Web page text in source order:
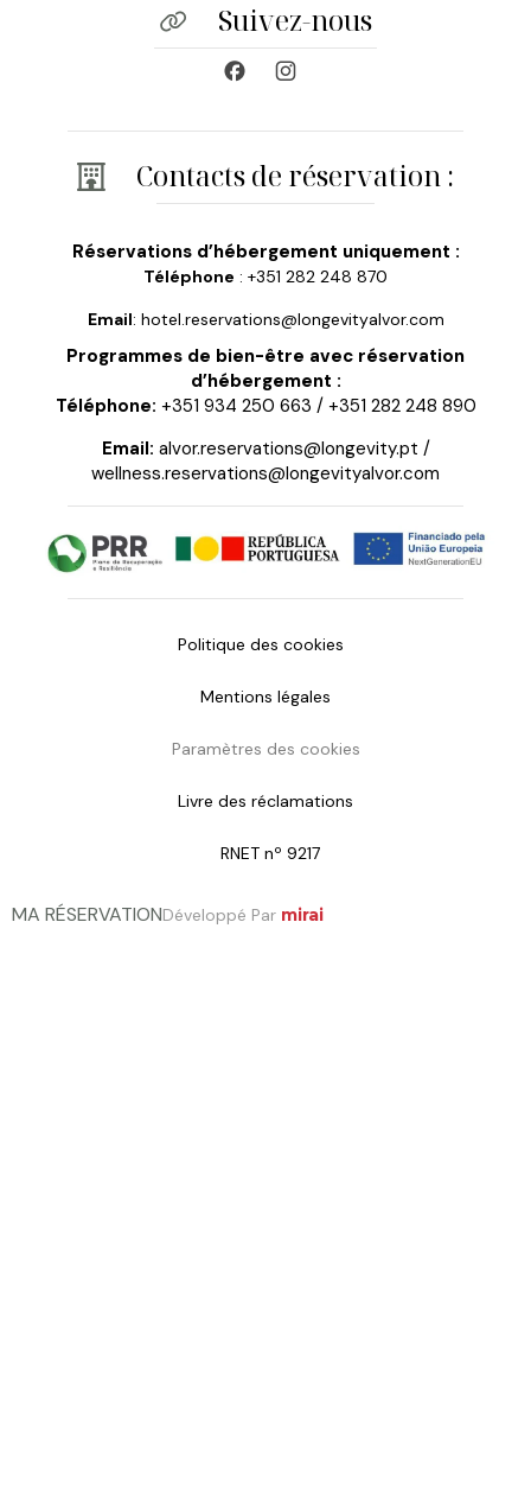
Suivez-nous
Contacts de réservation :
Réservations d’hébergement uniquement :
Téléphone : +351 282 248 870
Email: hotel.reservations@longevityalvor.com
Programmes de bien-être avec réservation
d’hébergement :
Téléphone: +351 934 250 663 / +351 282 248 890
Email: alvor.reservations@longevity.pt /
wellness.reservations@longevityalvor.com
Politique des cookies
Mentions légales
Paramètres des cookies
Livre des réclamations
RNET nº 9217
MA RÉSERVATIONDéveloppé Par mirai